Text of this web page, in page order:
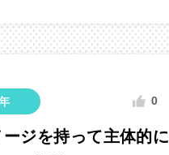
0
ジを持って主体的に